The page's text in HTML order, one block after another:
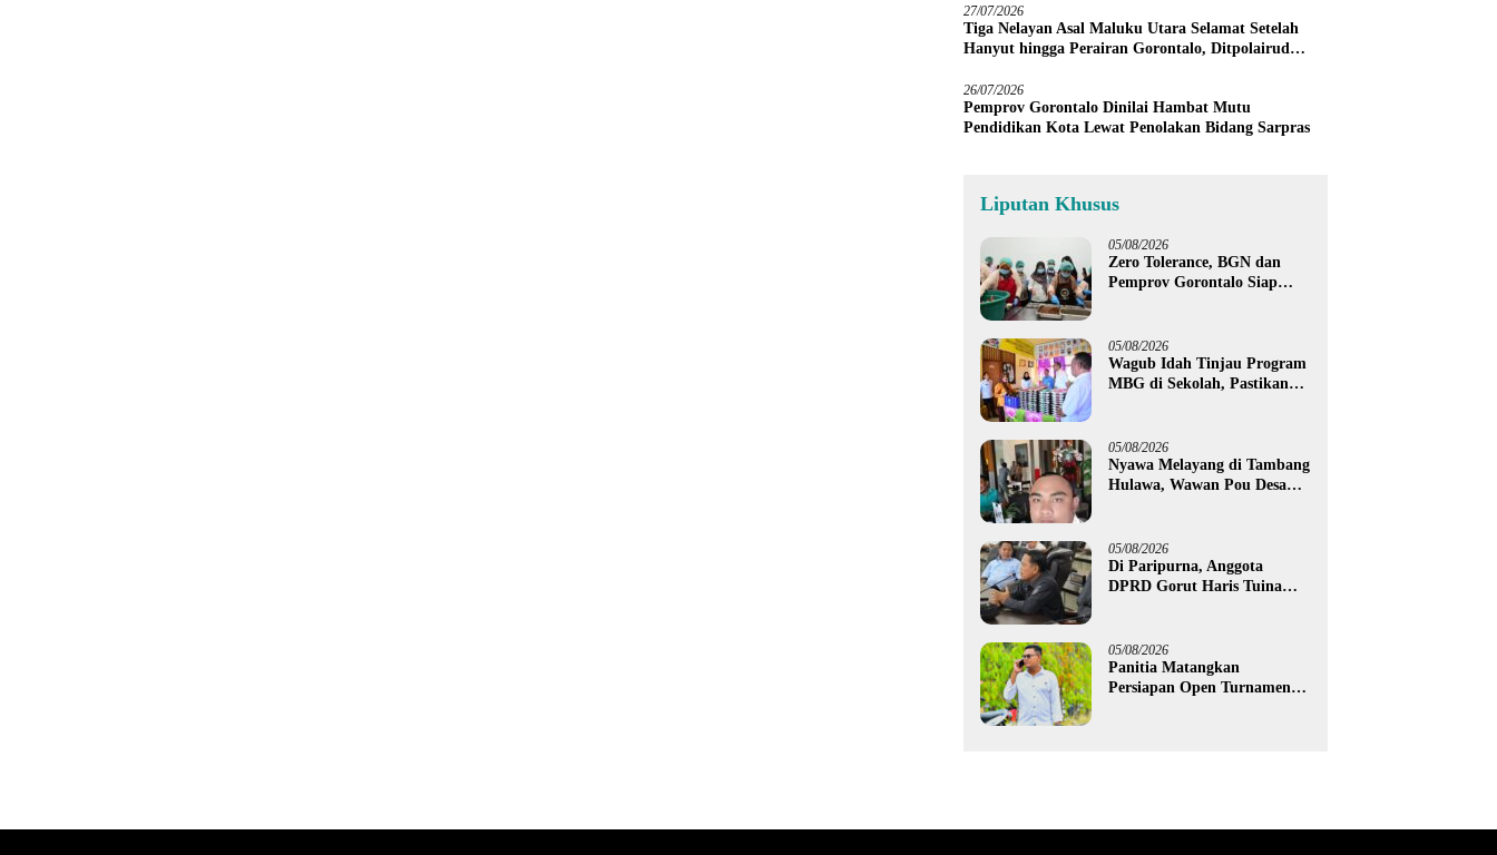
27/07/2026
Tiga Nelayan Asal Maluku Utara Selamat Setelah
Hanyut hingga Perairan Gorontalo, Ditpolairud
26/07/2026
Pemprov Gorontalo Dinilai Hambat Mutu
Pendidikan Kota Lewat Penolakan Bidang Sarpras
Liputan Khusus
05/08/2026
Zero Tolerance, BGN dan
Pemprov Gorontalo Siap
05/08/2026
Wagub Idah Tinjau Program
MBG di Sekolah, Pastikan
05/08/2026
Nyawa Melayang di Tambang
Hulawa, Wawan Pou Desak
05/08/2026
Di Paripurna, Anggota
DPRD Gorut Haris Tuina
05/08/2026
Panitia Matangkan
Persiapan Open Turnamen